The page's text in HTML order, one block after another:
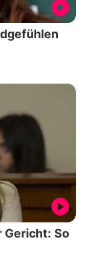
Gericht: So